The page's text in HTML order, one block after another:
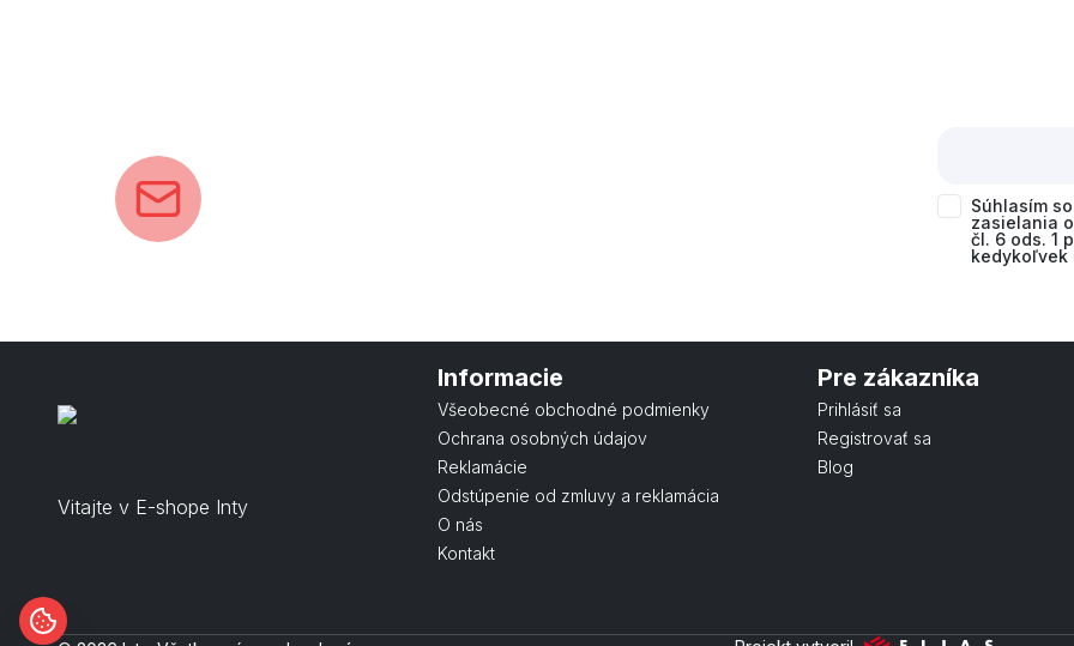
Súhlasím so
zasielania
čl. 6 ods. 1
kedykoľvek
Vitajte v E-shope Inty
Informacie
Všeobecné obchodné podmienky
Ochrana osobných údajov
Reklamácie
Odstúpenie od zmluvy a reklamácia
O nás
Kontakt
Pre zákazníka
Prihlásiť sa
Registrovať sa
Blog